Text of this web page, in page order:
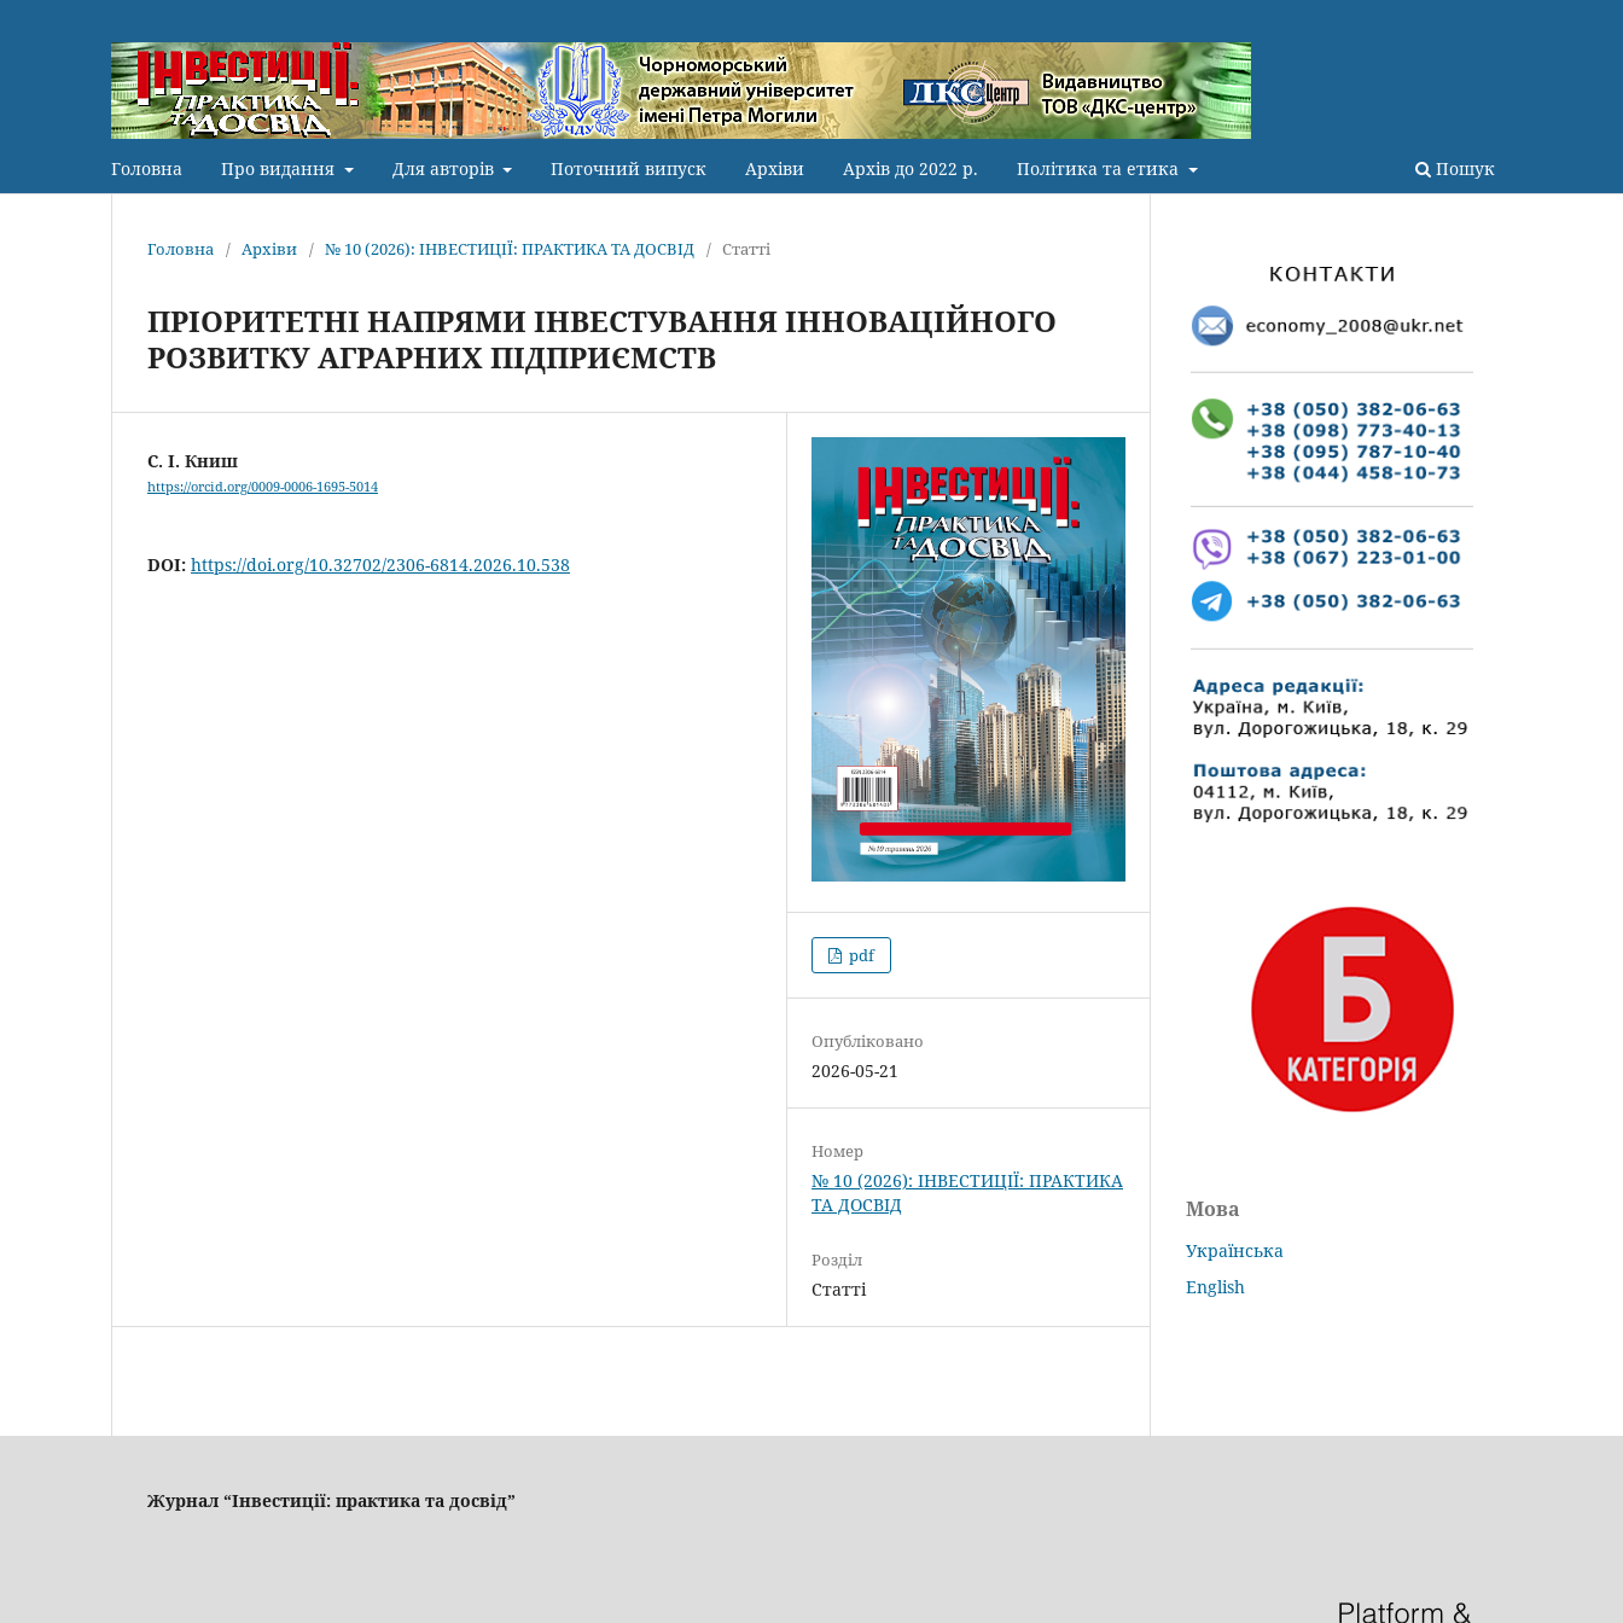
Головна Про видання Для авторів Поточний випуск Архіви Архів до 2022 р. Політика та етика Пошук
Головна / Архіви / № 10 (2026): ІНВЕСТИЦІЇ: ПРАКТИКА ТА ДОСВІД / Статті
ПРІОРИТЕТНІ НАПРЯМИ ІНВЕСТУВАННЯ ІННОВАЦІЙНОГО
РОЗВИТКУ АГРАРНИХ ПІДПРИЄМСТВ
С. І. Книш
https://orcid.org/0009-0006-1695-5014
DOI: https://doi.org/10.32702/2306-6814.2026.10.538
pdf
Опубліковано
2026-05-21
Номер
№ 10 (2026): ІНВЕСТИЦІЇ: ПРАКТИКА
ТА ДОСВІД
Розділ
Статті
Мова
Українська
English
Журнал “Інвестиції: практика та досвід”